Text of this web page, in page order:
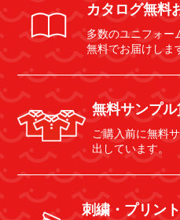
カタログ無料
多数のユニフォー
無料でお届けしま
無料サンプル
ご購入前に無料
出しています。
刺繍・プリン